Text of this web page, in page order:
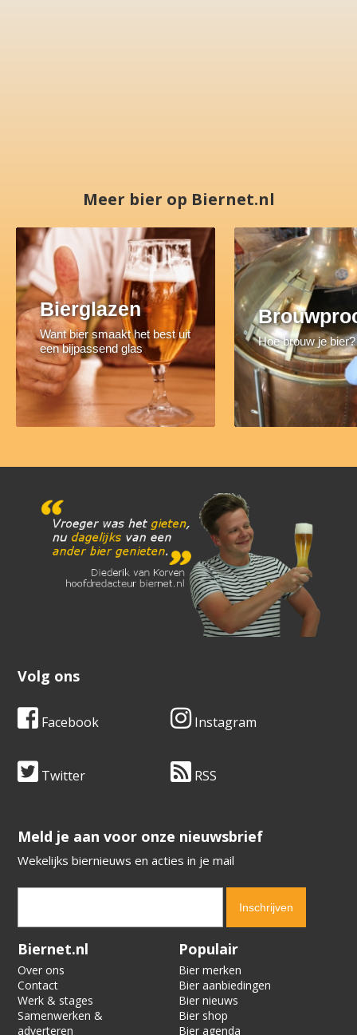
Meer bier op Biernet.nl
Bierglazen
Want bier smaakt het best uit
een bijpassend glas
Hoe brouw je bier?
Volg ons
Facebook Instagram
Twitter RSS
​​​​​​​Meld je aan voor onze nieuwsbrief
Wekelijks biernieuws en acties in je mail
Verification code:
Biernet.nl
Over ons
Contact
Werk & stages
Samenwerken &
adverteren
Populair
Bier merken
Bier aanbiedingen
Bier nieuws
Bier shop
Bier agenda